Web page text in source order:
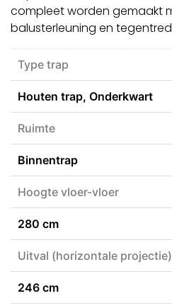
compleet worden gemaakt
balusterleuning en
Type trap
Houten trap, Onderkwart
Ruimte
Binnentrap
Hoogte vloer-vloer
280 cm
Uitval (horizontale projectie)
246 cm